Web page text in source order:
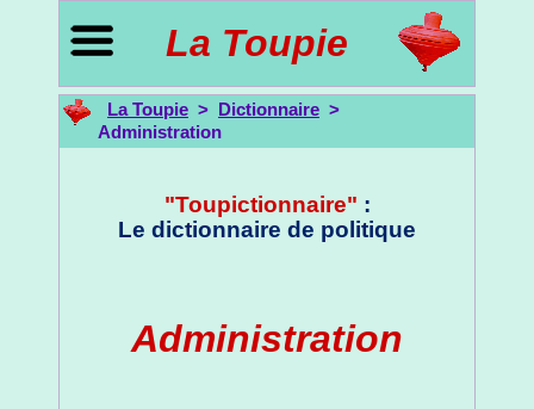
La Toupie
La Toupie > Dictionnaire >
Administration
"Toupictionnaire" :
Le dictionnaire de politique
Administration